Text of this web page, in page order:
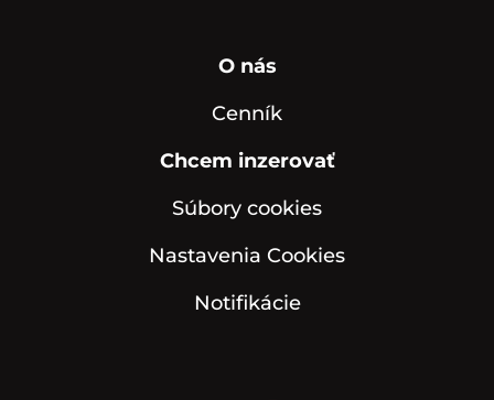
O nás
Cenník
Chcem inzerovať
Súbory cookies
Nastavenia Cookies
Notifikácie